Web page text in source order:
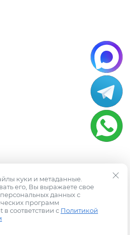
куки и метаданные.
его, Вы выражаете свое
данных с
программ
соответствии с Политикой